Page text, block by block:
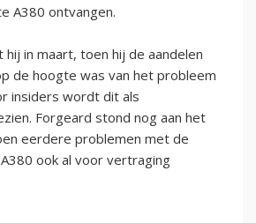
A380 ontvangen.
in maart, toen hij de aandelen
de hoogte was van het probleem
insiders wordt dit als
Forgeard stond nog aan het
eerdere problemen met de
ook al voor vertraging